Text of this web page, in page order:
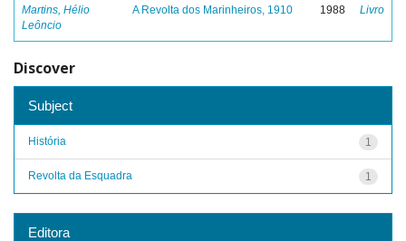
Martins, Hélio
Leôncio
A Revolta dos Marinheiros, 1910 1988 Livro
Discover
Subject
1
História
1
Revolta da Esquadra
Editora